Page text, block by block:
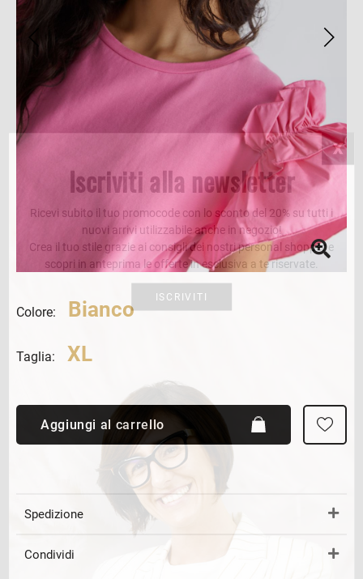
Colore: Bianco
Taglia: XL
Aggiungi al carrello
Spedizione
Condividi
Iscriviti alla newsletter
Ricevi subito il tuo promocode con lo sconto del 20% su tutti i
nuovi arrivi utilizzabile anche in negozio!
Crea il tuo stile grazie ai consigli dei nostri personal shopper e
scopri in anteprima le offerte in esclusiva a te riservate.
ISCRIVITI